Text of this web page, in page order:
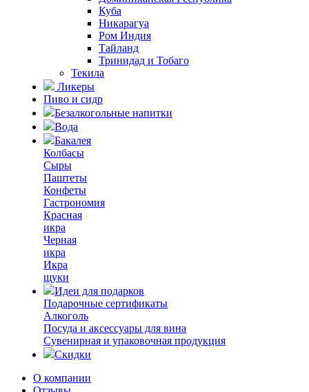
Куба
Никарагуа
Ром Индия
Тайланд
Тринидад и Тобаго
Текила
Ликеры
Пиво и сидр
Безалкогольные напитки
Вода
Бакалея
Колбасы
Сыры
Паштеты
Конфеты
Гастрономия
Красная
икра
Черная
икра
Икра
щуки
Идеи для подарков
Подарочные сертификаты
Алкоголь
Посуда и аксессуары для вина
Сувенирная и упаковочная продукция
Скидки
О компании